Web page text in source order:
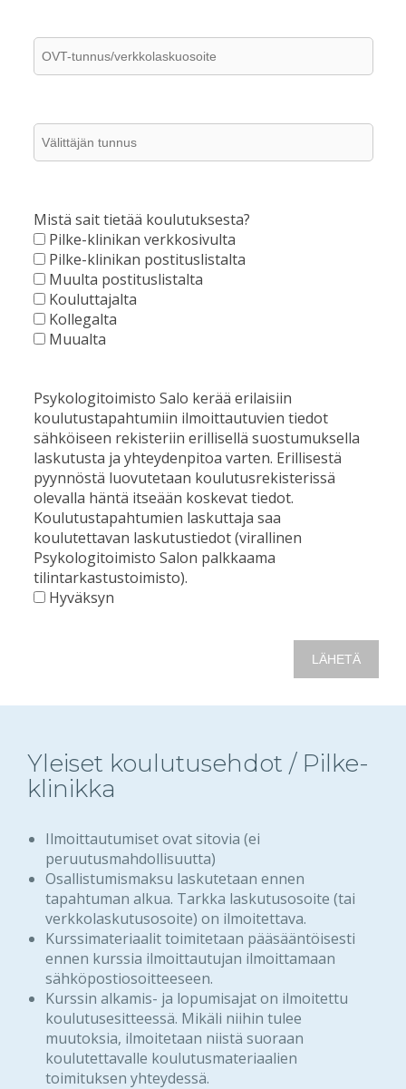
Mistä sait tietää koulutuksesta?
Pilke-klinikan verkkosivulta
Pilke-klinikan postituslistalta
Muulta postituslistalta
Kouluttajalta
Kollegalta
Muualta
Psykologitoimisto Salo kerää erilaisiin
koulutustapahtumiin ilmoittautuvien tiedot
sähköiseen rekisteriin erillisellä suostumuksella
laskutusta ja yhteydenpitoa varten. Erillisestä
pyynnöstä luovutetaan koulutusrekisterissä
olevalla häntä itseään koskevat tiedot.
Koulutustapahtumien laskuttaja saa
koulutettavan laskutustiedot (virallinen
Psykologitoimisto Salon palkkaama
tilintarkastustoimisto).
Hyväksyn
Yleiset koulutusehdot / Pilke-
klinikka
Ilmoittautumiset ovat sitovia (ei
peruutusmahdollisuutta)
Osallistumismaksu laskutetaan ennen
tapahtuman alkua. Tarkka laskutusosoite (tai
verkkolaskutusosoite) on ilmoitettava.
Kurssimateriaalit toimitetaan pääsääntöisesti
ennen kurssia ilmoittautujan ilmoittamaan
sähköpostiosoitteeseen.
Kurssin alkamis- ja lopumisajat on ilmoitettu
koulutusesitteessä. Mikäli niihin tulee
muutoksia, ilmoitetaan niistä suoraan
koulutettavalle koulutusmateriaalien
toimituksen yhteydessä.